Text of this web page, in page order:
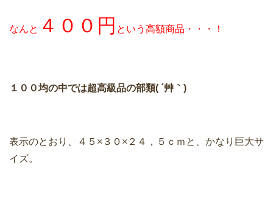
なんと ４００円 という高額商品・・・！
１００均の中では超高級品の部類( ´艸｀)
表示のとおり、４５×３０×２４，５ｃｍと、かなり巨大サ
イズ。